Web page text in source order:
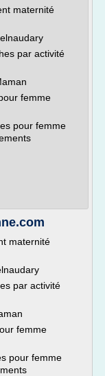
maternité
par activité
femme
pour femme
maternité
par activité
femme
pour femme